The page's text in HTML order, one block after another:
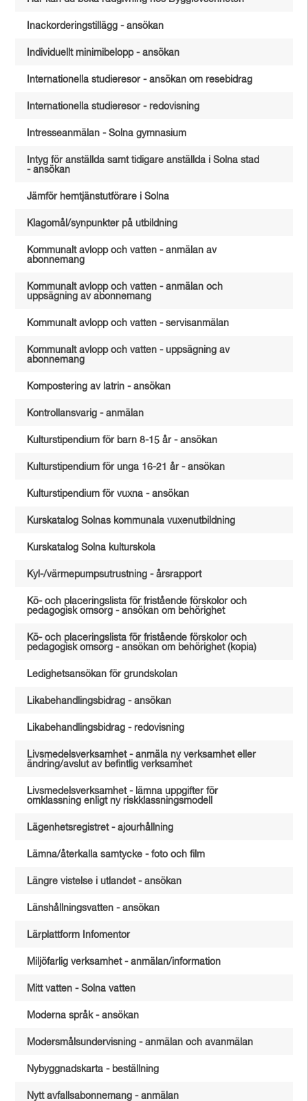
Inackorderingstillägg - ansökan
Individuellt minimibelopp - ansökan
Internationella studieresor - ansökan om resebidrag
Internationella studieresor - redovisning
Intresseanmälan - Solna gymnasium
Intyg för anställda samt tidigare anställda i Solna stad
- ansökan
Jämför hemtjänstutförare i Solna
Klagomål/synpunkter på utbildning
Kommunalt avlopp och vatten - anmälan av
abonnemang
Kommunalt avlopp och vatten - anmälan och
uppsägning av abonnemang
Kommunalt avlopp och vatten - servisanmälan
Kommunalt avlopp och vatten - uppsägning av
abonnemang
Kompostering av latrin - ansökan
Kontrollansvarig - anmälan
Kulturstipendium för barn 8-15 år - ansökan
Kulturstipendium för unga 16-21 år - ansökan
Kulturstipendium för vuxna - ansökan
Kurskatalog Solnas kommunala vuxenutbildning
Kurskatalog Solna kulturskola
Kyl-/värmepumpsutrustning - årsrapport
Kö- och placeringslista för fristående förskolor och
pedagogisk omsorg - ansökan om behörighet
Kö- och placeringslista för fristående förskolor och
pedagogisk omsorg - ansökan om behörighet (kopia)
Ledighetsansökan för grundskolan
Likabehandlingsbidrag - ansökan
Likabehandlingsbidrag - redovisning
Livsmedelsverksamhet - anmäla ny verksamhet eller
ändring/avslut av befintlig verksamhet
Livsmedelsverksamhet - lämna uppgifter för
omklassning enligt ny riskklassningsmodell
Lägenhetsregistret - ajourhållning
Lämna/återkalla samtycke - foto och film
Längre vistelse i utlandet - ansökan
Länshållningsvatten - ansökan
Lärplattform Infomentor
Miljöfarlig verksamhet - anmälan/information
Mitt vatten - Solna vatten
Moderna språk - ansökan
Modersmålsundervisning - anmälan och avanmälan
Nybyggnadskarta - beställning
Nytt avfallsabonnemang - anmälan